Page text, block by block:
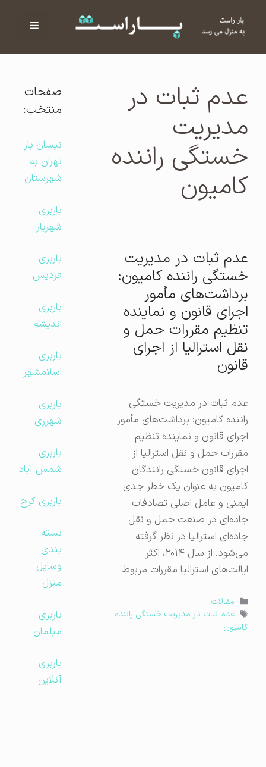
فهرست
عدم ثبات در
مدیریت
خستگی راننده
کامیون
عدم ثبات در مدیریت
خستگی راننده کامیون:
برداشت‌های مأمور
اجرای قانون و نماینده
تنظیم مقررات حمل و
نقل استرالیا از اجرای
قانون
عدم ثبات در مدیریت خستگی
راننده کامیون: برداشت‌های مأمور
اجرای قانون و نماینده تنظیم
مقررات حمل و نقل استرالیا از
اجرای قانون خستگی رانندگان
کامیون به عنوان یک خطر جدی
ایمنی و عامل اصلی تصادفات
جاده‌ای در صنعت حمل و نقل
جاده‌ای استرالیا در نظر گرفته
می‌شود. از سال ۲۰۱۴، اکثر
ایالت‌های استرالیا مقررات مربوط
دسته‌ها
مقالات
برچسب‌ها
عدم ثبات در مدیریت خستگی راننده
کامیون
صفحات
منتخب:
نیسان بار
تهران به
شهرستان
باربری
شهریار
باربری
فردیس
باربری
اندیشه
باربری
اسلامشهر
باربری
شهرری
باربری
شمس آباد
باربری کرج
بسته
بندی
وسایل
منزل
باربری
مبلمان
باربری
آنلاین